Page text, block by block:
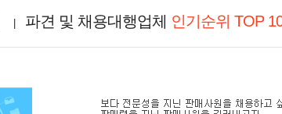
파견 및 채용대행업체 인기순위 TOP